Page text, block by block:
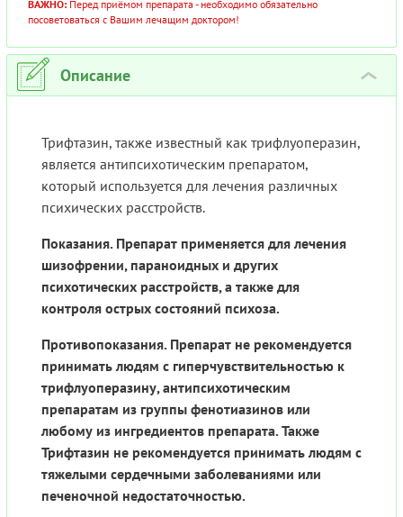
ВАЖНО: Перед приёмом препарата - необходимо обязательно
посоветоваться с Вашим лечащим доктором!
Описание ›
Трифтазин, также известный как трифлуоперазин,
является антипсихотическим препаратом,
который используется для лечения различных
психических расстройств.
Показания. Препарат применяется для лечения
шизофрении, параноидных и других
психотических расстройств, а также для
контроля острых состояний психоза.
Противопоказания. Препарат не рекомендуется
принимать людям с гиперчувствительностью к
трифлуоперазину, антипсихотическим
препаратам из группы фенотиазинов или
любому из ингредиентов препарата. Также
Трифтазин не рекомендуется принимать людям с
тяжелыми сердечными заболеваниями или
печеночной недостаточностью.